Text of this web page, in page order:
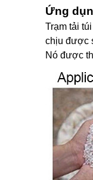
Ứng
Trạm tải
chịu được
Nó được